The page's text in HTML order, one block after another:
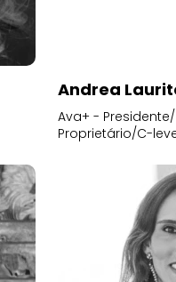
Andrea
Ava+ -
Proprietário/C-